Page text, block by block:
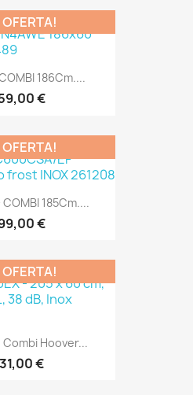
186Cm....
€
OFERTA!
185Cm....
€
OFERTA!
Hoover...
€
OFERTA!